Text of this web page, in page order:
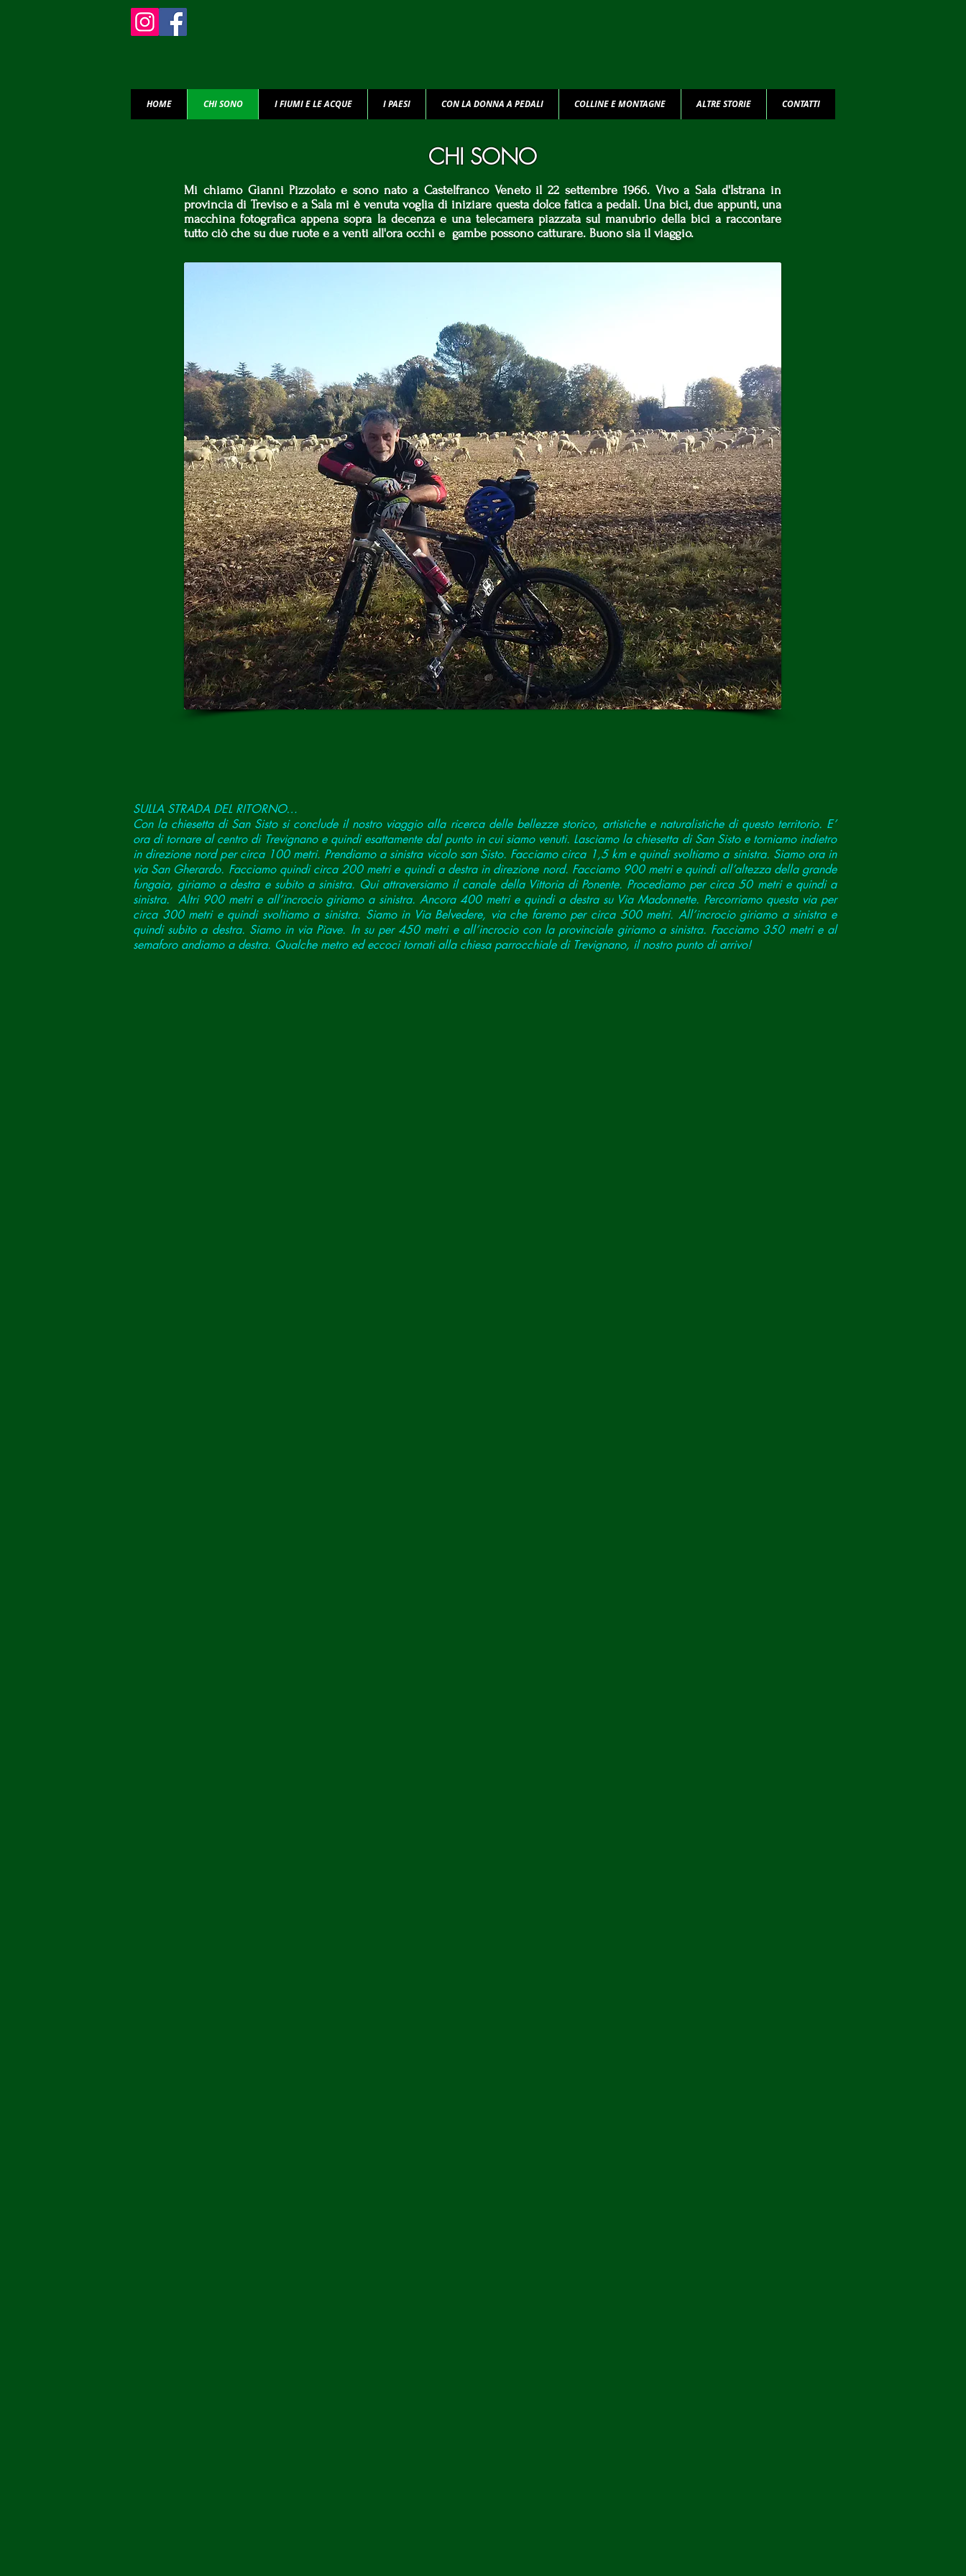
HOME CHI SONO I FIUMI E LE ACQUE I PAESI CON LA DONNA A PEDALI COLLINE E MONTAGNE ALTRE STORIE CONTATTI
CHI SONO
Mi chiamo Gianni Pizzolato e sono nato a Castelfranco Veneto il 22 settembre 1966. Vivo a Sala d'Istrana in
provincia di Treviso e a Sala mi è venuta voglia di iniziare questa dolce fatica a pedali. Una bici, due appunti, una
macchina fotografica appena sopra la decenza e una telecamera piazzata sul manubrio della bici a raccontare
tutto ciò che su due ruote e a venti all'ora occhi e gambe possono catturare. Buono sia il viaggio.
SULLA STRADA DEL RITORNO…
Con la chiesetta di San Sisto si conclude il nostro viaggio alla ricerca delle bellezze storico, artistiche e naturalistiche di questo territorio. E’
ora di tornare al centro di Trevignano e quindi esattamente dal punto in cui siamo venuti. Lasciamo la chiesetta di San Sisto e torniamo indietro
in direzione nord per circa 100 metri. Prendiamo a sinistra vicolo san Sisto. Facciamo circa 1,5 km e quindi svoltiamo a sinistra. Siamo ora in
via San Gherardo. Facciamo quindi circa 200 metri e quindi a destra in direzione nord. Facciamo 900 metri e quindi all’altezza della grande
fungaia, giriamo a destra e subito a sinistra. Qui attraversiamo il canale della Vittoria di Ponente. Procediamo per circa 50 metri e quindi a
sinistra. Altri 900 metri e all’incrocio giriamo a sinistra. Ancora 400 metri e quindi a destra su Via Madonnette. Percorriamo questa via per
circa 300 metri e quindi svoltiamo a sinistra. Siamo in Via Belvedere, via che faremo per circa 500 metri. All’incrocio giriamo a sinistra e
quindi subito a destra. Siamo in via Piave. In su per 450 metri e all’incrocio con la provinciale giriamo a sinistra. Facciamo 350 metri e al
semaforo andiamo a destra. Qualche metro ed eccoci tornati alla chiesa parrocchiale di Trevignano, il nostro punto di arrivo!